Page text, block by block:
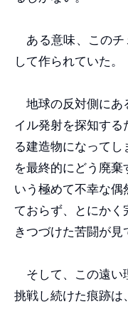
ある意味、このチ
して作られていた。
地球の反対側にあ
イル発射を探知す
る建造物になって
を最終的にどう廃棄
いう極めて不幸な
ておらず、とにか
きつづけた苦闘が見
そして、この遠い
挑戦し続けた痕跡は